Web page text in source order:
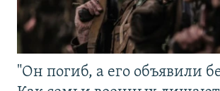
"Он погиб, а его объявили